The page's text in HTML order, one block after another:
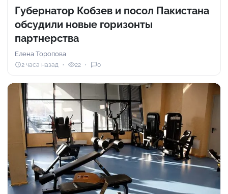
Губернатор Кобзев и посол Пакистана
обсудили новые горизонты
партнерства
Елена Торопова
2 часа назад 22 0